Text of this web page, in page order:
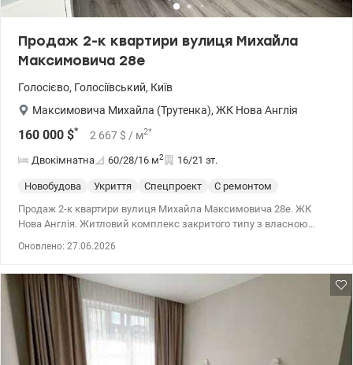
Продаж 2-к квартири вулиця Михайла
Максимовича 28е
Голосієво, Голосіївський, Київ
Максимовича Михайла (Трутенка), ЖК Нова Англія
160 000 $* 2 667 $ / м2*
Двокімнатна 60/28/16 м2 16/21 эт.
Новобудова Укриття Спецпроект
С ремонтом
Продаж 2-к квартири вулиця Михайла Максимовича 28е. ЖК
Нова Англія. Житловий комплекс закритого типу з власною
додатковий комфорт для мешканців. 044 200 10 80
valion.ua/1145787
Оновлено: 27.06.2026